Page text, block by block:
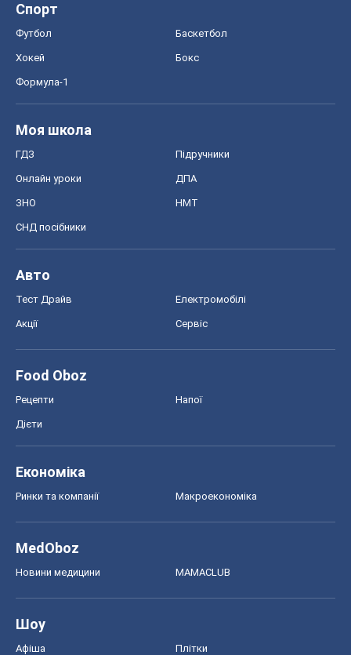
Спорт
Футбол Баскетбол
Хокей Бокс
Формула-1
Моя школа
ГДЗ Підручники
Онлайн уроки ДПА
ЗНО НМТ
СНД посібники
Авто
Тест Драйв Електромобілі
Акції Сервіс
Food Oboz
Рецепти Напої
Дієти
Економіка
Ринки та компанії Макроекономіка
MedOboz
Новини медицини MAMACLUB
Шоу
Афіша Плітки